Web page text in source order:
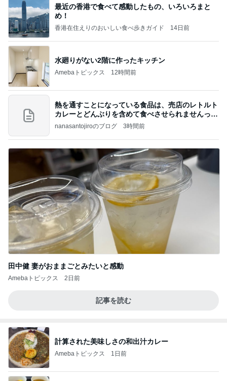
最近の香港で食べて感動したもの、いろいろまと
め！
香港在住えりのおいしい食べ歩きガイド 14日前
水廻りがない2階に作ったキッチン
Amebaトピックス 12時間前
熱を通すことになっている食品は、売店のレトルト
カレーとどんぶりを含めて食べさせられませんっ
て、男
nanasantojiroのブログ 3時間前
田中健 妻がおままごとみたいと感動
Amebaトピックス 2日前
記事を読む
計算された美味しさの和出汁カレー
Amebaトピックス 1日前